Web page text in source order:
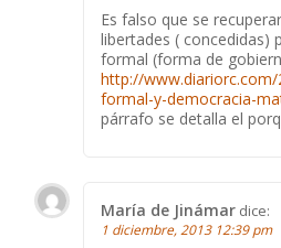
Es falso que se
libertades ( concedidas)
formal (forma de
http://
formal-y-democracia-
párrafo se detalla el
María de Jinámar dice:
1 diciembre, 2013 12:39 pm